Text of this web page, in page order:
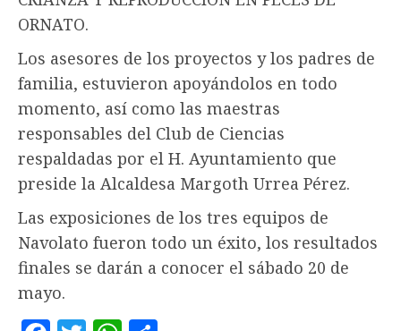
ORNATO.
Los asesores de los proyectos y los padres de
familia, estuvieron apoyándolos en todo
momento, así como las maestras
responsables del Club de Ciencias
respaldadas por el H. Ayuntamiento que
preside la Alcaldesa Margoth Urrea Pérez.
Las exposiciones de los tres equipos de
Navolato fueron todo un éxito, los resultados
finales se darán a conocer el sábado 20 de
mayo.